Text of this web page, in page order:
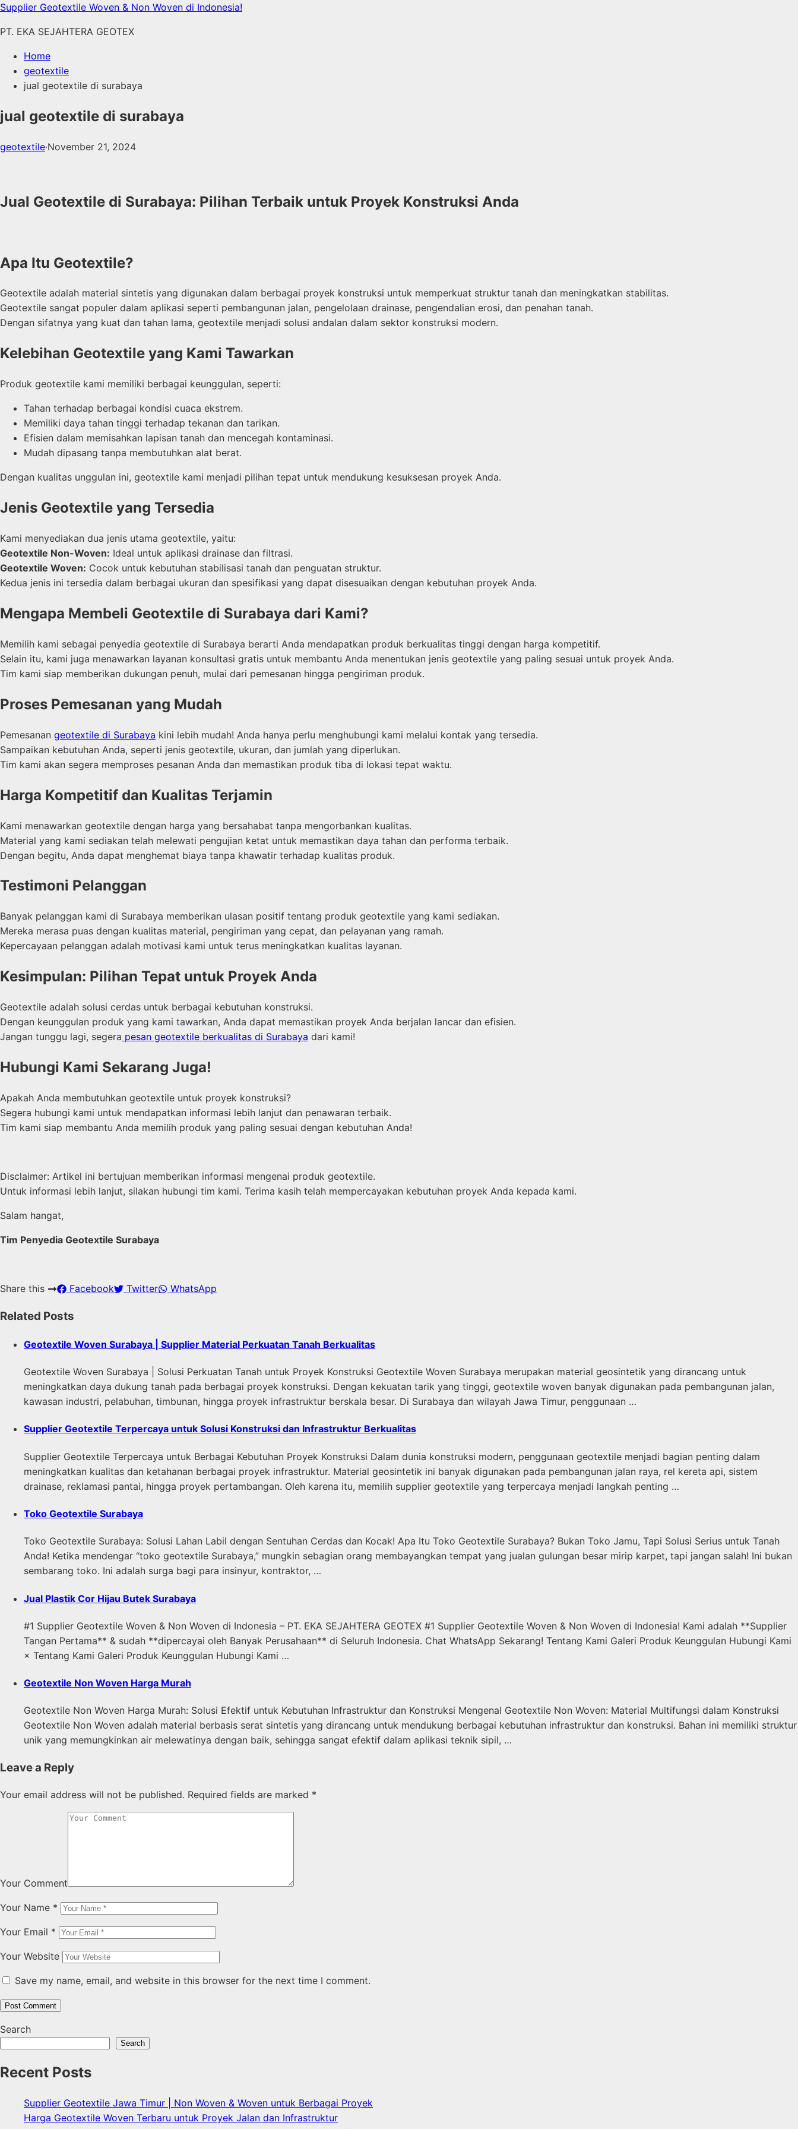
Skip
content
Supplier Geotextile Woven & Non Woven di Indonesia!
PT. EKA SEJAHTERA GEOTEX
Home
geotextile
jual geotextile di surabaya
jual geotextile di surabaya
geotextile·November 21, 2024
Jual Geotextile di Surabaya: Pilihan Terbaik untuk Proyek Konstruksi Anda
Apa Itu Geotextile?
Geotextile adalah material sintetis yang digunakan dalam berbagai proyek konstruksi untuk memperkuat struktur tanah dan meningkatkan stabilitas.
Geotextile sangat populer dalam aplikasi seperti pembangunan jalan, pengelolaan drainase, pengendalian erosi, dan penahan tanah.
Dengan sifatnya yang kuat dan tahan lama, geotextile menjadi solusi andalan dalam sektor konstruksi modern.
Kelebihan Geotextile yang Kami Tawarkan
Produk geotextile kami memiliki berbagai keunggulan, seperti:
Tahan terhadap berbagai kondisi cuaca ekstrem.
Memiliki daya tahan tinggi terhadap tekanan dan tarikan.
Efisien dalam memisahkan lapisan tanah dan mencegah kontaminasi.
Mudah dipasang tanpa membutuhkan alat berat.
Dengan kualitas unggulan ini, geotextile kami menjadi pilihan tepat untuk mendukung kesuksesan proyek Anda.
Jenis Geotextile yang Tersedia
Kami menyediakan dua jenis utama geotextile, yaitu:
Geotextile Non-Woven: Ideal untuk aplikasi drainase dan filtrasi.
Geotextile Woven: Cocok untuk kebutuhan stabilisasi tanah dan penguatan struktur.
Kedua jenis ini tersedia dalam berbagai ukuran dan spesifikasi yang dapat disesuaikan dengan kebutuhan proyek Anda.
Mengapa Membeli Geotextile di Surabaya dari Kami?
Memilih kami sebagai penyedia geotextile di Surabaya berarti Anda mendapatkan produk berkualitas tinggi dengan harga kompetitif.
Selain itu, kami juga menawarkan layanan konsultasi gratis untuk membantu Anda menentukan jenis geotextile yang paling sesuai untuk proyek Anda.
Tim kami siap memberikan dukungan penuh, mulai dari pemesanan hingga pengiriman produk.
Proses Pemesanan yang Mudah
Pemesanan geotextile di Surabaya kini lebih mudah! Anda hanya perlu menghubungi kami melalui kontak yang tersedia.
Sampaikan kebutuhan Anda, seperti jenis geotextile, ukuran, dan jumlah yang diperlukan.
Tim kami akan segera memproses pesanan Anda dan memastikan produk tiba di lokasi tepat waktu.
Harga Kompetitif dan Kualitas Terjamin
Kami menawarkan geotextile dengan harga yang bersahabat tanpa mengorbankan kualitas.
Material yang kami sediakan telah melewati pengujian ketat untuk memastikan daya tahan dan performa terbaik.
Dengan begitu, Anda dapat menghemat biaya tanpa khawatir terhadap kualitas produk.
Testimoni Pelanggan
Banyak pelanggan kami di Surabaya memberikan ulasan positif tentang produk geotextile yang kami sediakan.
Mereka merasa puas dengan kualitas material, pengiriman yang cepat, dan pelayanan yang ramah.
Kepercayaan pelanggan adalah motivasi kami untuk terus meningkatkan kualitas layanan.
Kesimpulan: Pilihan Tepat untuk Proyek Anda
Geotextile adalah solusi cerdas untuk berbagai kebutuhan konstruksi.
Dengan keunggulan produk yang kami tawarkan, Anda dapat memastikan proyek Anda berjalan lancar dan efisien.
Jangan tunggu lagi, segera pesan geotextile berkualitas di Surabaya dari kami!
Hubungi Kami Sekarang Juga!
Apakah Anda membutuhkan geotextile untuk proyek konstruksi?
Segera hubungi kami untuk mendapatkan informasi lebih lanjut dan penawaran terbaik.
Tim kami siap membantu Anda memilih produk yang paling sesuai dengan kebutuhan Anda!
Disclaimer: Artikel ini bertujuan memberikan informasi mengenai produk geotextile.
Untuk informasi lebih lanjut, silakan hubungi tim kami. Terima kasih telah mempercayakan kebutuhan proyek Anda kepada kami.
Salam hangat,
Tim Penyedia Geotextile Surabaya
Share this Facebook Twitter WhatsApp
Related Posts
Geotextile Woven Surabaya | Supplier Material Perkuatan Tanah Berkualitas
Geotextile Woven Surabaya | Solusi Perkuatan Tanah untuk Proyek Konstruksi Geotextile Woven Surabaya merupakan material geosintetik yang dirancang untuk
meningkatkan daya dukung tanah pada berbagai proyek konstruksi. Dengan kekuatan tarik yang tinggi, geotextile woven banyak digunakan pada pembangunan jalan,
kawasan industri, pelabuhan, timbunan, hingga proyek infrastruktur berskala besar. Di Surabaya dan wilayah Jawa Timur, penggunaan …
Supplier Geotextile Terpercaya untuk Solusi Konstruksi dan Infrastruktur Berkualitas
Supplier Geotextile Terpercaya untuk Berbagai Kebutuhan Proyek Konstruksi Dalam dunia konstruksi modern, penggunaan geotextile menjadi bagian penting dalam
meningkatkan kualitas dan ketahanan berbagai proyek infrastruktur. Material geosintetik ini banyak digunakan pada pembangunan jalan raya, rel kereta api, sistem
drainase, reklamasi pantai, hingga proyek pertambangan. Oleh karena itu, memilih supplier geotextile yang terpercaya menjadi langkah penting …
Toko Geotextile Surabaya
Toko Geotextile Surabaya: Solusi Lahan Labil dengan Sentuhan Cerdas dan Kocak! Apa Itu Toko Geotextile Surabaya? Bukan Toko Jamu, Tapi Solusi Serius untuk Tanah
Anda! Ketika mendengar “toko geotextile Surabaya,” mungkin sebagian orang membayangkan tempat yang jualan gulungan besar mirip karpet, tapi jangan salah! Ini bukan
sembarang toko. Ini adalah surga bagi para insinyur, kontraktor, …
Jual Plastik Cor Hijau Butek Surabaya
#1 Supplier Geotextile Woven & Non Woven di Indonesia – PT. EKA SEJAHTERA GEOTEX #1 Supplier Geotextile Woven & Non Woven di Indonesia! Kami adalah **Supplier
Tangan Pertama** & sudah **dipercayai oleh Banyak Perusahaan** di Seluruh Indonesia. Chat WhatsApp Sekarang! Tentang Kami Galeri Produk Keunggulan Hubungi Kami
× Tentang Kami Galeri Produk Keunggulan Hubungi Kami …
Geotextile Non Woven Harga Murah
Geotextile Non Woven Harga Murah: Solusi Efektif untuk Kebutuhan Infrastruktur dan Konstruksi Mengenal Geotextile Non Woven: Material Multifungsi dalam Konstruksi
Geotextile Non Woven adalah material berbasis serat sintetis yang dirancang untuk mendukung berbagai kebutuhan infrastruktur dan konstruksi. Bahan ini memiliki struktur
unik yang memungkinkan air melewatinya dengan baik, sehingga sangat efektif dalam aplikasi teknik sipil, …
Leave a Reply
Your email address will not be published. Required fields are marked *
Your Comment
Your Name *
Your Email *
Your Website
Save my name, email, and website in this browser for the next time I comment.
Search
Search
Recent Posts
Supplier Geotextile Jawa Timur | Non Woven & Woven untuk Berbagai Proyek
Harga Geotextile Woven Terbaru untuk Proyek Jalan dan Infrastruktur